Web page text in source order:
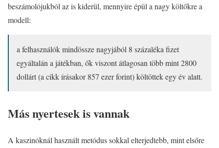
beszámolójukból az is kiderül, mennyire épül a nagy költőkre a
modell:
a felhasználók mindössze nagyjából 8 százaléka fizet
egyáltalán a játékban, ők viszont átlagosan több mint 2800
dollárt (a cikk írásakor 857 ezer forint) költöttek egy év alatt.
Más nyertesek is vannak
A kaszinóknál használt metódus sokkal elterjedtebb, mint elsőre